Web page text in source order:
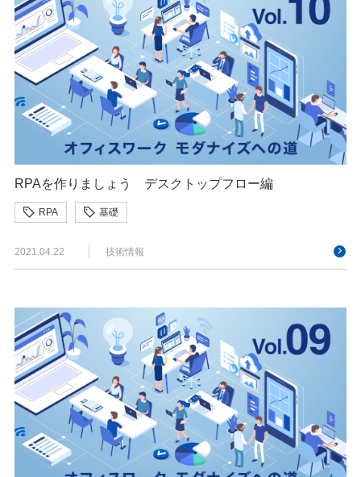
RPAを作りましょう デスクトップフロー編
RPA 基礎
2021.04.22 技術情報